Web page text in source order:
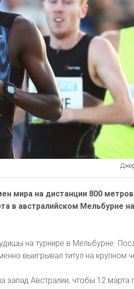
мира на дистанции 800
в австралийском Мельбурне
на турнире в Мельбурне.
выигрывал титул на крупном
запад Австралии, чтобы 12